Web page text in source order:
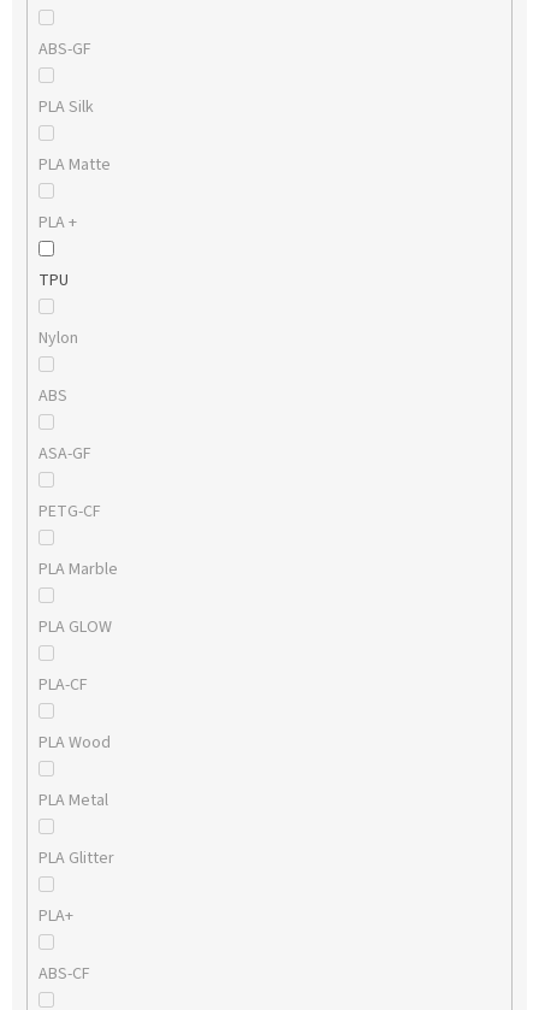
ABS-GF
PLA Silk
PLA Matte
PLA +
TPU
Nylon
ABS
ASA-GF
PETG-CF
PLA Marble
PLA GLOW
PLA-CF
PLA Wood
PLA Metal
PLA Glitter
PLA+
ABS-CF